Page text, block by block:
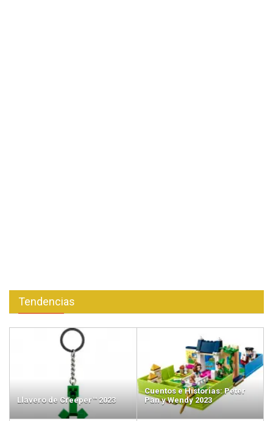
Tendencias
Llavero de Creeper™ 2023
Cuentos e Historias: Peter
Pan y Wendy 2023